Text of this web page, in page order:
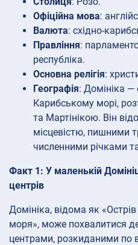
Офіційна мова:
Валюта: східно-
Правління:
республіка.
Основна релігія:
Географія: Домініка —
Карибському морі,
та Мартінікою. Він
місцевістю, пишними
численними річками
Факт 1: У маленькій
центрів
Домініка, відома як
моря», може похвалитися
центрами, розкиданими по